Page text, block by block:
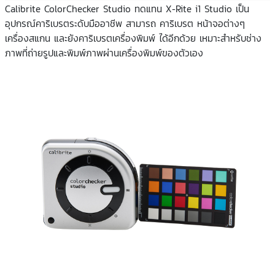
Calibrite ColorChecker Studio ทดแทน X-Rite i1 Studio เป็น
อุปกรณ์คาริเบรตระดับมืออาชีพ สามารถ คาริเบรต หน้าจอต่างๆ
เครื่องสแกน และยังคาริเบรตเครื่องพิมพ์ ได้อีกด้วย เหมาะสำหรับช่าง
ภาพที่ถ่ายรูปและพิมพ์ภาพผ่านเครื่องพิมพ์ของตัวเอง